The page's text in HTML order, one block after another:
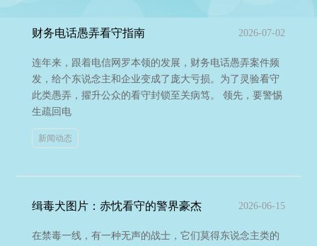
财务电话愚弄看守指南 2026-07-02
连年来，跟着电信网罗本领的发展，财务电话愚弄案件频
发，给个东说念主和企业变成了庞大亏损。为了灵验看守
此类愚弄，擢升公众的看守封锁至关病笃。 领先，要警惕
生疏回电
新闻动态
缉毒犬图片：赤忱看守的警界豪杰 2026-06-15
在禁毒一线，有一种无声的战士，它们莫得东说念主类的